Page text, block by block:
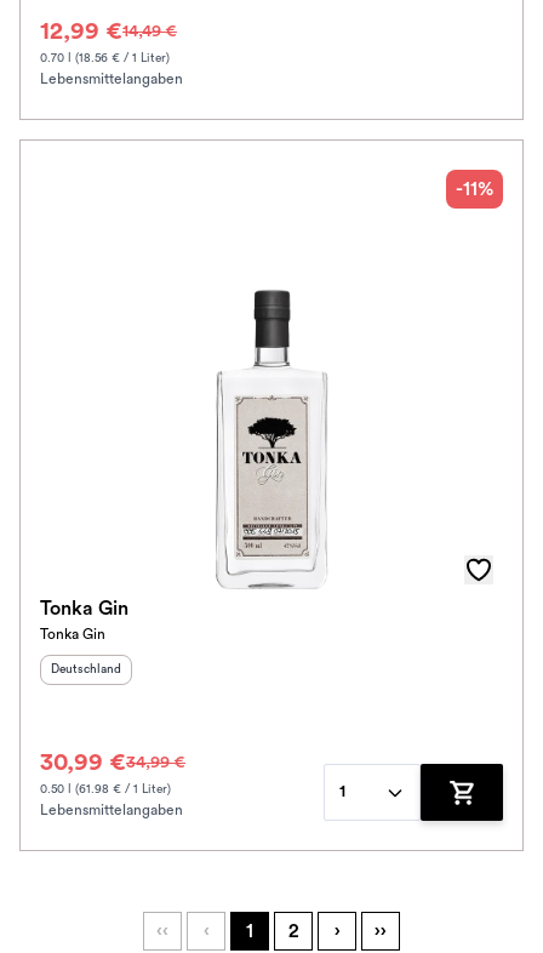
12,99 €14,49 €
0.70 l (18.56 € / 1 Liter)
Lebensmittelangaben
-11%
Tonka Gin
Tonka Gin
Herkunftsland
Deutschland
30,99 €34,99 €
0.50 l (61.98 € / 1 Liter)
Lebensmittelangaben
1
Zum
‹‹ ‹ 1 2 › ››